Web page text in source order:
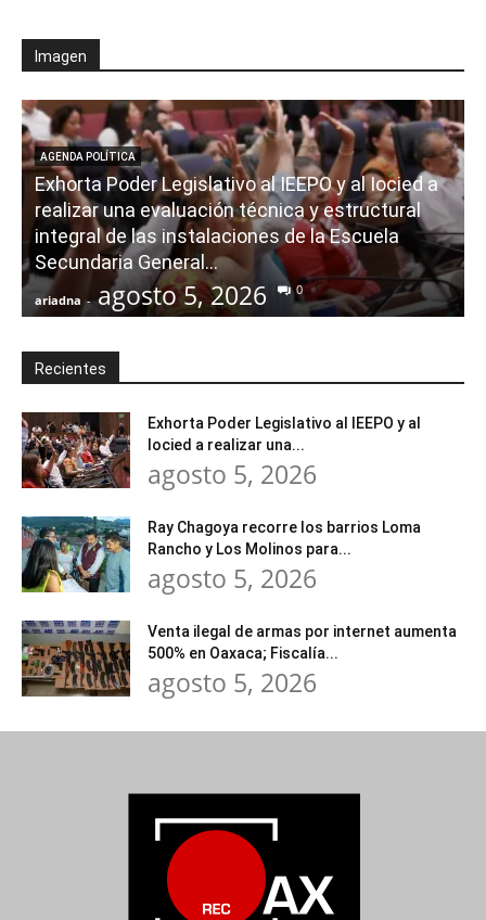
Imagen
AGENDA POLÍTICA
Exhorta Poder Legislativo al IEEPO y al Iocied a
realizar una evaluación técnica y estructural
integral de las instalaciones de la Escuela
Secundaria General...
ariadna - agosto 5, 2026 0
Recientes
Exhorta Poder Legislativo al IEEPO y al
Iocied a realizar una...
agosto 5, 2026
Ray Chagoya recorre los barrios Loma
Rancho y Los Molinos para...
agosto 5, 2026
Venta ilegal de armas por internet aumenta
500% en Oaxaca; Fiscalía...
agosto 5, 2026